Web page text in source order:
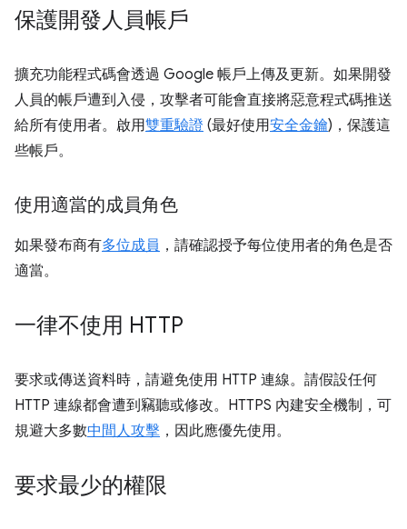
保護開發人員帳戶
擴充功能程式碼會透過 Google 帳戶上傳及更新。如果開發
人員的帳戶遭到入侵，攻擊者可能會直接將惡意程式碼推送
給所有使用者。啟用雙重驗證 (最好使用安全金鑰)，保護這
些帳戶。
使用適當的成員角色
如果發布商有多位成員 ，請確認授予每位使用者的角色是否
適當。
一律不使用 HTTP
要求或傳送資料時，請避免使用 HTTP 連線。請假設任何
HTTP 連線都會遭到竊聽或修改。HTTPS 內建安全機制，可
規避大多數中間人攻擊 ，因此應優先使用。
要求最少的權限